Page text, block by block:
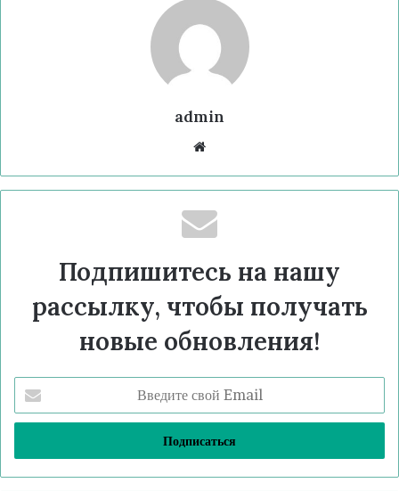
admin
Подпишитесь на нашу
рассылку, чтобы получать
новые обновления!
свой
Email